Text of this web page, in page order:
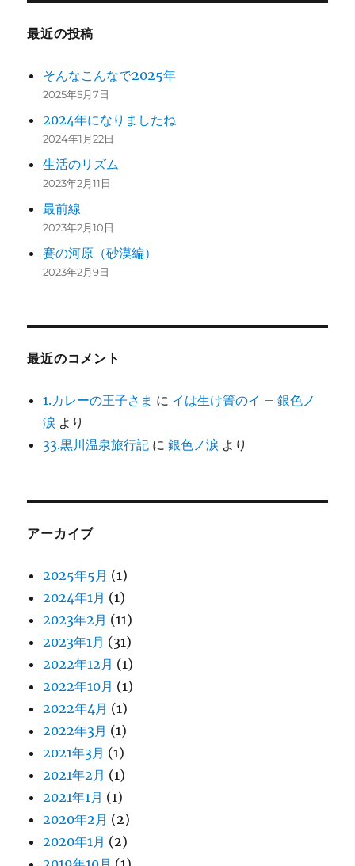
最近の投稿
そんなこんなで2025年
2025年5月7日
2024年になりましたね
2024年1月22日
生活のリズム
2023年2月11日
最前線
2023年2月10日
賽の河原（砂漠編）
2023年2月9日
最近のコメント
1.カレーの王子さま に イは生け簀のイ – 銀色ノ
涙 より
33.黒川温泉旅行記 に銀色ノ涙 より
アーカイブ
2025年5月 (1)
2024年1月 (1)
2023年2月 (11)
2023年1月 (31)
2022年12月 (1)
2022年10月 (1)
2022年4月 (1)
2022年3月 (1)
2021年3月 (1)
2021年2月 (1)
2021年1月 (1)
2020年2月 (2)
2020年1月 (2)